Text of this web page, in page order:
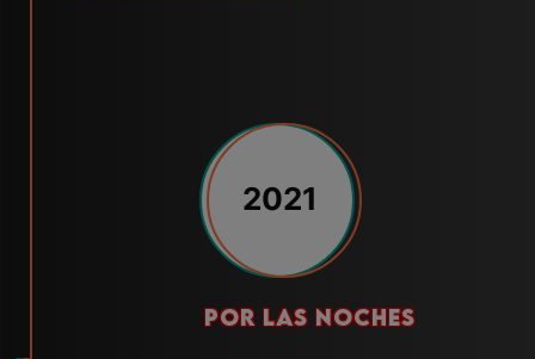
2021
por las noches